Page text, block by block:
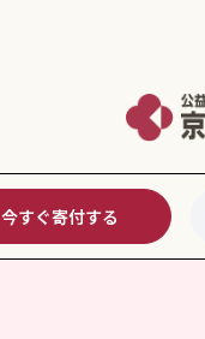
今すぐ寄付する